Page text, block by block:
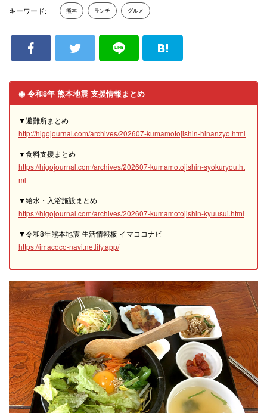
キーワード: 熊本 ランチ グルメ
◉ 令和8年 熊本地震 支援情報まとめ
▼避難所まとめ
http://higojournal.com/archives/202607-kumamotojishin-hinanzyo.html
▼食料支援まとめ
https://higojournal.com/archives/202607-kumamotojishin-syokuryou.ht
ml
▼給水・入浴施設まとめ
https://higojournal.com/archives/202607-kumamotojishin-kyuusui.html
▼令和8年熊本地震 生活情報板 イマココナビ
https://imacoco-navi.netlify.app/